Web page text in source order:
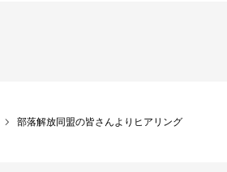
部落解放同盟の皆さんよりヒアリング